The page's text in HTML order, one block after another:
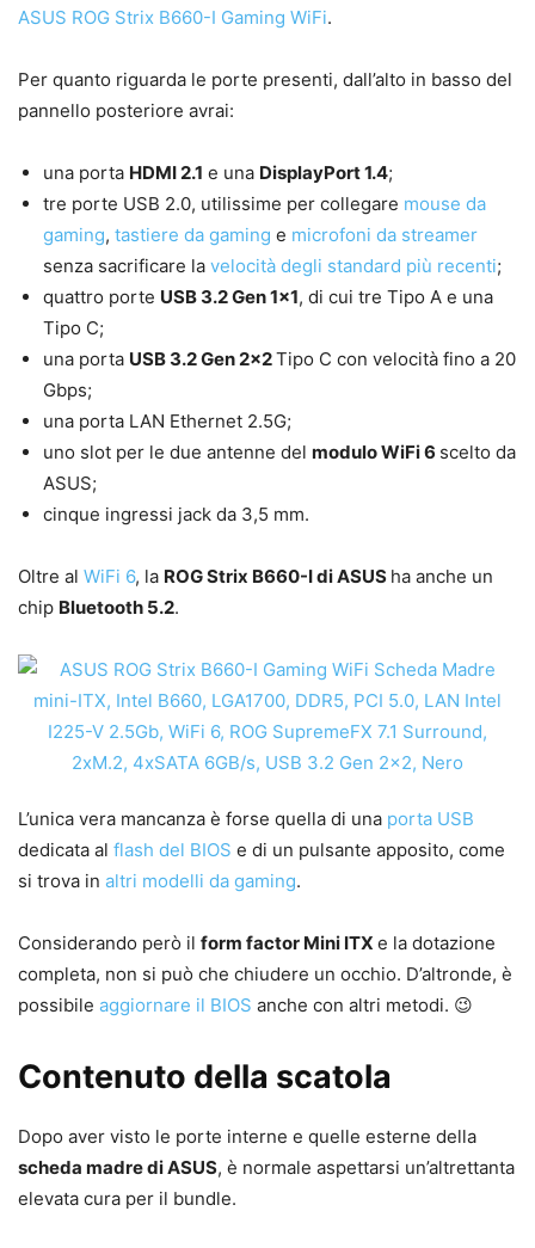
ASUS ROG Strix B660-I Gaming WiFi.
Per quanto riguarda le porte presenti, dall’alto in basso del
pannello posteriore avrai:
una porta HDMI 2.1 e una DisplayPort 1.4;
tre porte USB 2.0, utilissime per collegare mouse da
gaming, tastiere da gaming e microfoni da streamer
senza sacrificare la velocità degli standard più recenti;
quattro porte USB 3.2 Gen 1×1, di cui tre Tipo A e una
Tipo C;
una porta USB 3.2 Gen 2×2Tipo C con velocità fino a 20
Gbps;
una porta LAN Ethernet 2.5G;
uno slot per le due antenne del modulo WiFi 6 scelto da
ASUS;
cinque ingressi jack da 3,5 mm.
Oltre al WiFi 6, la ROG Strix B660-I di ASUS ha anche un
chip Bluetooth 5.2.
L’unica vera mancanza è forse quella di una porta USB
dedicata al flash del BIOS e di un pulsante apposito, come
si trova in altri modelli da gaming.
Considerando però il form factor Mini ITX e la dotazione
completa, non si può che chiudere un occhio. D’altronde, è
possibile aggiornare il BIOS anche con altri metodi. 😉
Contenuto della scatola
Dopo aver visto le porte interne e quelle esterne della
scheda madre di ASUS, è normale aspettarsi un’altrettanta
elevata cura per il bundle.